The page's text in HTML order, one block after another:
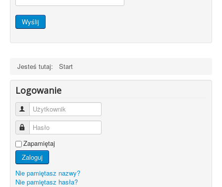
Wyślij
Jesteś tutaj: Start
Logowanie
Użytkownik
Hasło
Zapamiętaj
Zaloguj
Nie pamiętasz nazwy?
Nie pamiętasz hasła?